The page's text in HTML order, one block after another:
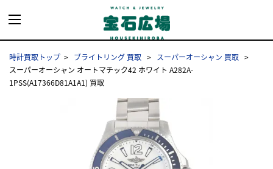
時計買取トップ ブライトリング 買取
スーパーオーシャン 買取
スーパーオーシャン オートマチック42 ホワイト A282A-
1PSS(A17366D81A1A1) 買取